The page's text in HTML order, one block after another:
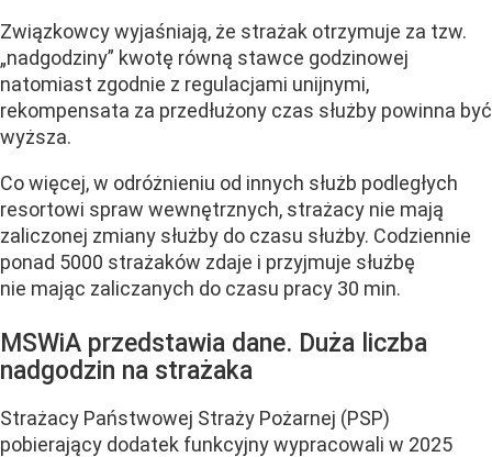
Związkowcy wyjaśniają, że strażak otrzymuje za tzw.
„nadgodziny” kwotę równą stawce godzinowej
natomiast zgodnie z regulacjami unijnymi,
rekompensata za przedłużony czas służby powinna być
wyższa.
Co więcej, w odróżnieniu od innych służb podległych
resortowi spraw wewnętrznych, strażacy nie mają
zaliczonej zmiany służby do czasu służby. Codziennie
ponad 5000 strażaków zdaje i przyjmuje służbę
nie mając zaliczanych do czasu pracy 30 min.
MSWiA przedstawia dane. Duża liczba
nadgodzin na strażaka
Strażacy Państwowej Straży Pożarnej (PSP)
pobierający dodatek funkcyjny wypracowali w 2025